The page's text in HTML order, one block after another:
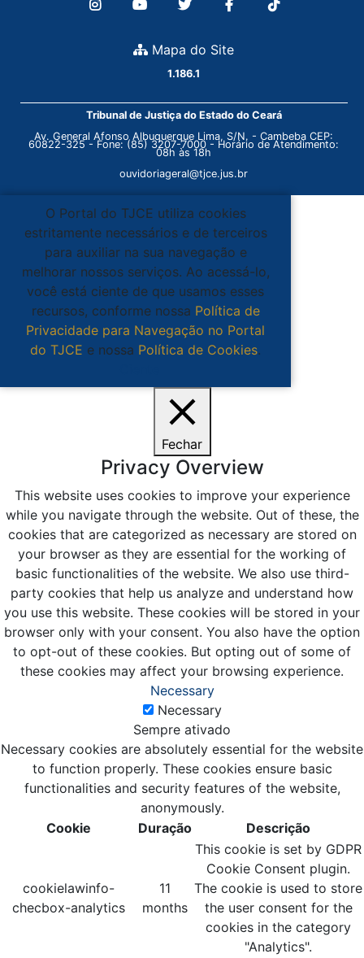
Mapa do Site
1.186.1
Tribunal de Justiça do Estado do Ceará
Av. General Afonso Albuquerque Lima, S/N. - Cambeba CEP:
60822-325 - Fone: (85) 3207-7000 - Horário de Atendimento:
08h às 18h
ouvidoriageral@tjce.jus.br
O Portal do TJCE utiliza cookies
estritamente necessários e de terceiros
para auxiliar na sua navegação e
melhorar nossos serviços. Ao acessá-lo,
você está ciente de que usamos esses
recursos, conforme nossa Política de
Privacidade para Navegação no Portal
do TJCE e nossa Política de Cookies.
Fechar
Privacy Overview
This website uses cookies to improve your experience
while you navigate through the website. Out of these, the
cookies that are categorized as necessary are stored on
your browser as they are essential for the working of
basic functionalities of the website. We also use third-
party cookies that help us analyze and understand how
you use this website. These cookies will be stored in your
browser only with your consent. You also have the option
to opt-out of these cookies. But opting out of some of
these cookies may affect your browsing experience.
Necessary
Necessary
Sempre ativado
Necessary cookies are absolutely essential for the website
to function properly. These cookies ensure basic
functionalities and security features of the website,
anonymously.
Cookie
Duração Descrição
cookielawinfo-
checbox-analytics
11
months
This cookie is set by GDPR
Cookie Consent plugin.
The cookie is used to store
the user consent for the
cookies in the category
"Analytics".